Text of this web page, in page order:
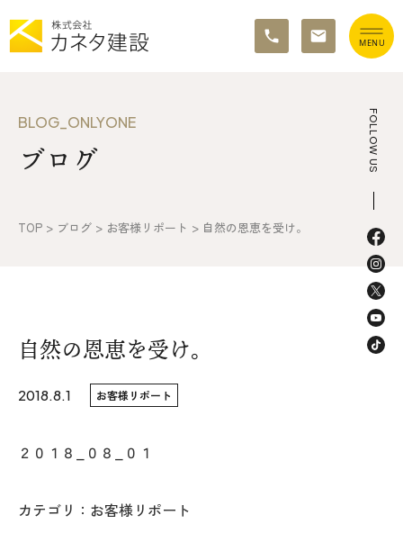
イベント情報
施工事例&お客様の声
不動産情報
FOLLOW US
BLOG_ONLYONE
ブログ
TOP > ブログ > お客様リポート > 自然の恩恵を受け。
自然の恩恵を受け。
2018.8.1 お客様リポート
２０１８_０８_０１
カテゴリ：お客様リポート